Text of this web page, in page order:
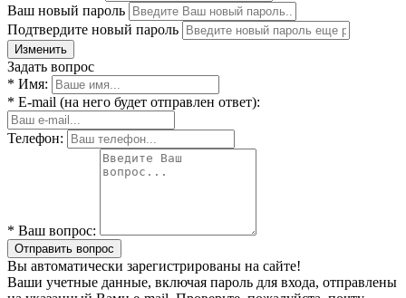
Ваш новый пароль
Подтвердите новый пароль
Изменить
Задать вопрос
* Имя:
* E-mail (на него будет отправлен ответ):
Телефон:
* Ваш вопрос:
Отправить вопрос
Вы автоматически зарегистрированы на сайте!
Ваши учетные данные, включая пароль для входа, отправлены